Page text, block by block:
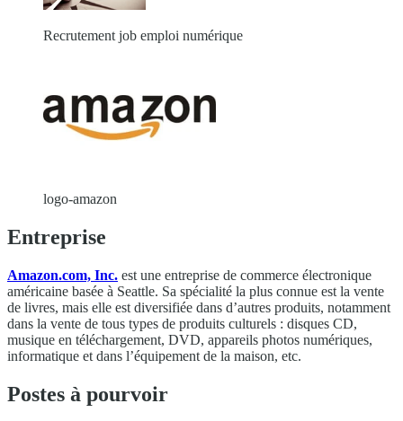
Recrutement job emploi numérique
logo-amazon
Entreprise
Amazon.com, Inc. est une entreprise de commerce électronique
américaine basée à Seattle. Sa spécialité la plus connue est la vente
de livres, mais elle est diversifiée dans d’autres produits, notamment
dans la vente de tous types de produits culturels : disques CD,
musique en téléchargement, DVD, appareils photos numériques,
informatique et dans l’équipement de la maison, etc.
Postes à pourvoir